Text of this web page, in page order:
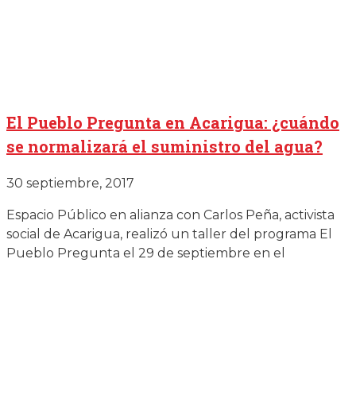
El Pueblo Pregunta en Acarigua: ¿cuándo
se normalizará el suministro del agua?
30 septiembre, 2017
Espacio Público en alianza con Carlos Peña, activista
social de Acarigua, realizó un taller del programa El
Pueblo Pregunta el 29 de septiembre en el